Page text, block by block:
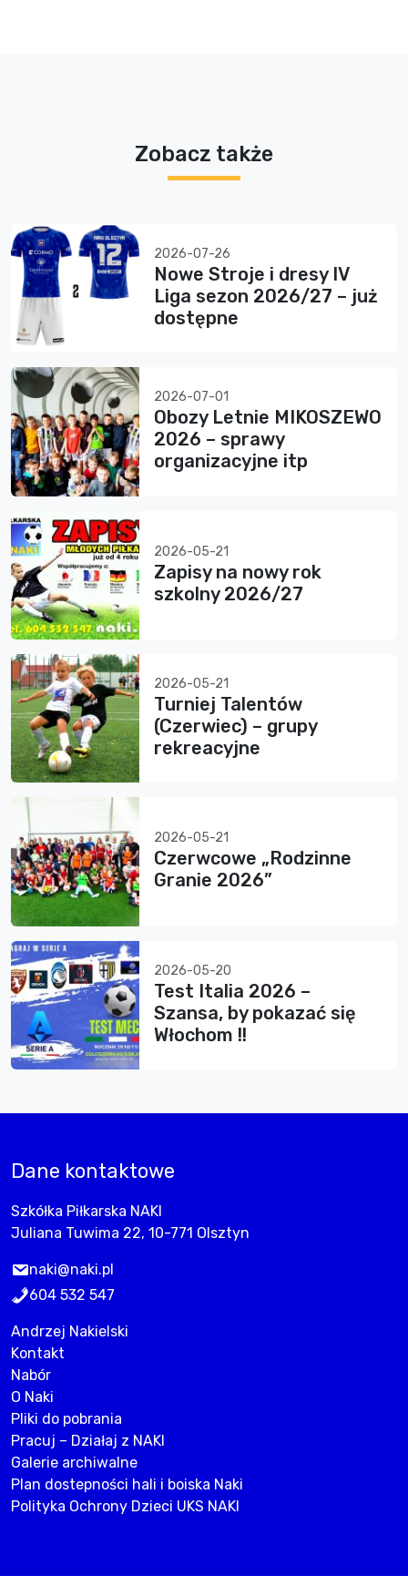
Zobacz także
2026-07-26
Nowe Stroje i dresy IV
Liga sezon 2026/27 – już
dostępne
2026-07-01
Obozy Letnie MIKOSZEWO
2026 – sprawy
organizacyjne itp
2026-05-21
Zapisy na nowy rok
szkolny 2026/27
2026-05-21
Turniej Talentów
(Czerwiec) – grupy
rekreacyjne
2026-05-21
Czerwcowe „Rodzinne
Granie 2026”
2026-05-20
Test Italia 2026 –
Szansa, by pokazać się
Włochom !!
Dane kontaktowe
Szkółka Piłkarska NAKI
Juliana Tuwima 22, 10-771 Olsztyn
naki@naki.pl
604 532 547
Andrzej Nakielski
Kontakt
Nabór
O Naki
Pliki do pobrania
Pracuj – Działaj z NAKI
Galerie archiwalne
Plan dostepności hali i boiska Naki
Polityka Ochrony Dzieci UKS NAKI